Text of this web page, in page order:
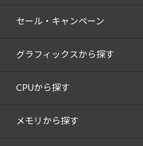
セール・キャンペーン
グラフィックスから探す
CPUから探す
メモリから探す